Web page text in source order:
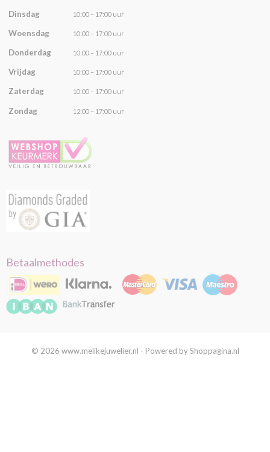
Dinsdag 10:00 – 17:00 uur
Woensdag 10:00 – 17:00 uur
Donderdag 10:00 – 17:00 uur
Vrijdag 10:00 – 17:00 uur
Zaterdag 10:00 – 17:00 uur
Zondag 12:00 – 17:00 uur
Betaalmethodes
© 2026 www.melikejuwelier.nl - Powered by Shoppagina.nl